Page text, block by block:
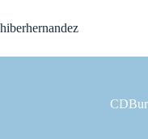
al
contenido
hiberhernandez